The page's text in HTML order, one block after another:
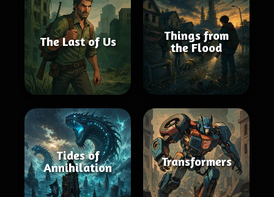
The Last of Us
Things from
the Flood
Tides of
Annihilation
Transformers